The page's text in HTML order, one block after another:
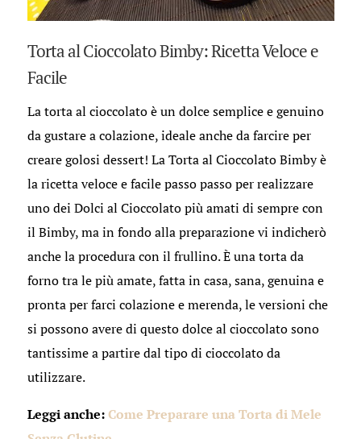
Torta al Cioccolato Bimby: Ricetta Veloce e
Facile
La torta al cioccolato è un dolce semplice e genuino
da gustare a colazione, ideale anche da farcire per
creare golosi dessert! La Torta al Cioccolato Bimby è
la ricetta veloce e facile passo passo per realizzare
uno dei Dolci al Cioccolato più amati di sempre con
il Bimby, ma in fondo alla preparazione vi indicherò
anche la procedura con il frullino. È una torta da
forno tra le più amate, fatta in casa, sana, genuina e
pronta per farci colazione e merenda, le versioni che
si possono avere di questo dolce al cioccolato sono
tantissime a partire dal tipo di cioccolato da
utilizzare.
Leggi anche:Come Preparare una Torta di Mele